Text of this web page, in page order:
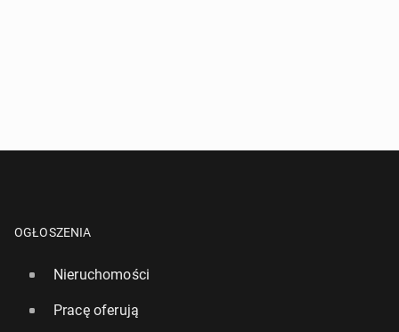
OGŁOSZENIA
Nieruchomości
Pracę oferują